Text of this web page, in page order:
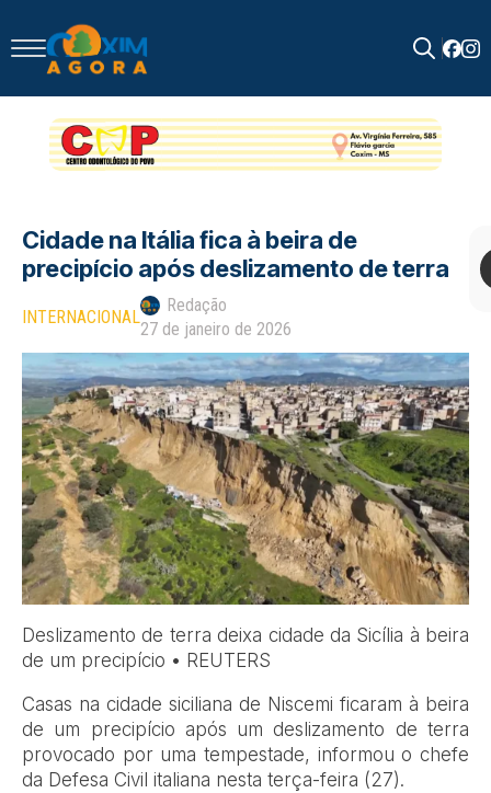
for:
Cidade na Itália fica à beira de
precipício após deslizamento de terra
INTERNACIONAL
Redação
27 de janeiro de 2026
Deslizamento de terra deixa cidade da Sicília à beira
de um precipício • REUTERS
Casas na cidade siciliana de Niscemi ficaram à beira
de um precipício após um deslizamento de terra
provocado por uma tempestade, informou o chefe
da Defesa Civil italiana nesta terça-feira (27).